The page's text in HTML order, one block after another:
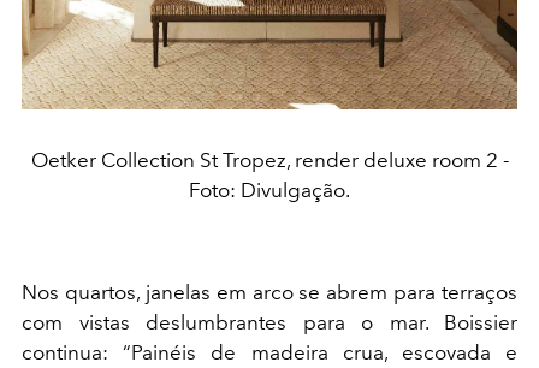
Oetker Collection St Tropez, render deluxe room 2 -
Foto: Divulgação.
Nos quartos, janelas em arco se abrem para terraços
com vistas deslumbrantes para o mar. Boissier
continua: “Painéis de madeira crua, escovada e